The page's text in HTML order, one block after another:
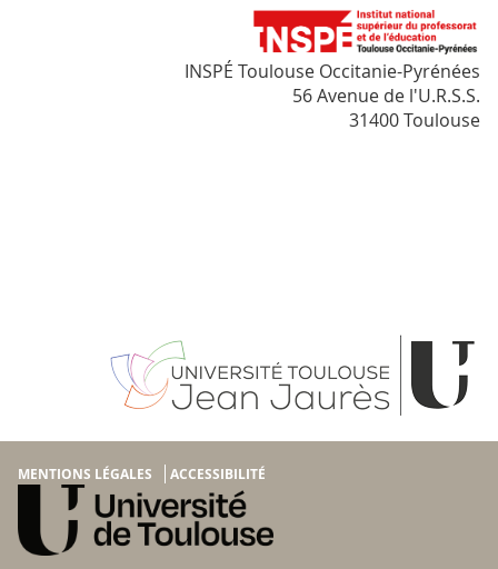
INSPÉ Toulouse Occitanie-Pyrénées
56 Avenue de l'U.R.S.S.
31400 Toulouse
MENTIONS LÉGALES ACCESSIBILITÉ